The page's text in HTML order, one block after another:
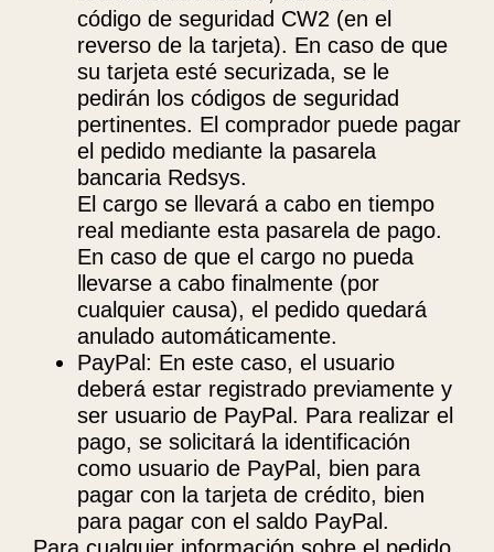
código de seguridad CW2 (en el
reverso de la tarjeta). En caso de que
su tarjeta esté securizada, se le
pedirán los códigos de seguridad
pertinentes. El comprador puede pagar
el pedido mediante la pasarela
bancaria Redsys.
El cargo se llevará a cabo en tiempo
real mediante esta pasarela de pago.
En caso de que el cargo no pueda
llevarse a cabo finalmente (por
cualquier causa), el pedido quedará
anulado automáticamente.
PayPal: En este caso, el usuario
deberá estar registrado previamente y
ser usuario de PayPal. Para realizar el
pago, se solicitará la identificación
como usuario de PayPal, bien para
pagar con la tarjeta de crédito, bien
para pagar con el saldo PayPal.